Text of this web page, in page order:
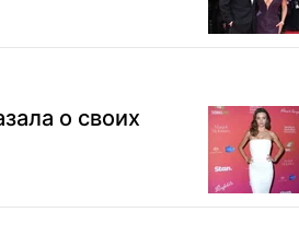
о своих